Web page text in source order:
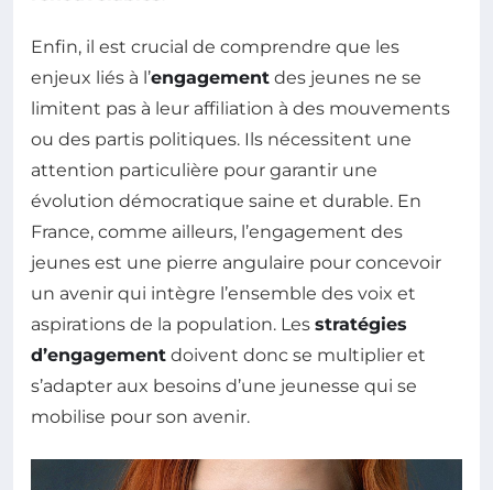
Enfin, il est crucial de comprendre que les
enjeux liés à l’engagement des jeunes ne se
limitent pas à leur affiliation à des mouvements
ou des partis politiques. Ils nécessitent une
attention particulière pour garantir une
évolution démocratique saine et durable. En
France, comme ailleurs, l’engagement des
jeunes est une pierre angulaire pour concevoir
un avenir qui intègre l’ensemble des voix et
aspirations de la population. Les stratégies
d’engagement doivent donc se multiplier et
s’adapter aux besoins d’une jeunesse qui se
mobilise pour son avenir.